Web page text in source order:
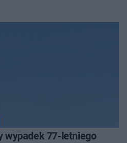
wypadek 77-letniego